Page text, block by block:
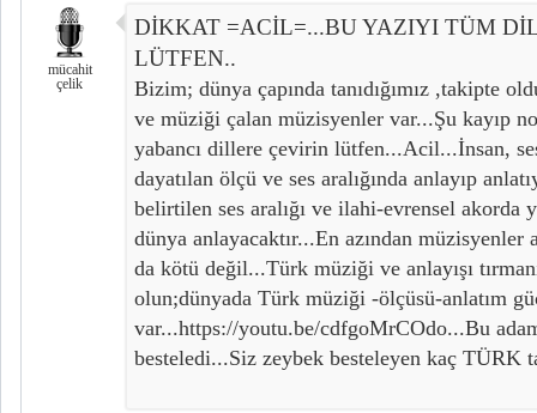
mücahit
çelik
DİKKAT =ACİL=...BU YAZIYI TÜM
LÜTFEN..
Bizim; dünya çapında tanıdığımız ,takipte
ve müziği çalan müzisyenler var...Şu kayıp
yabancı dillere çevirin lütfen...Acil...İnsan,
dayatılan ölçü ve ses aralığında anlayıp
belirtilen ses aralığı ve ilahi-evrensel akorda
dünya anlayacaktır...En azından müzisyenler
da kötü değil...Türk müziği ve anlayışı
olun;dünyada Türk müziği -ölçüsü-anlatım
var...https://youtu.be/cdfgoMrCOdo...Bu
besteledi...Siz zeybek besteleyen kaç TÜRK